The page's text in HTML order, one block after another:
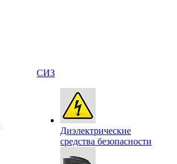
СИЗ
Диэлектрические
средства безопасности